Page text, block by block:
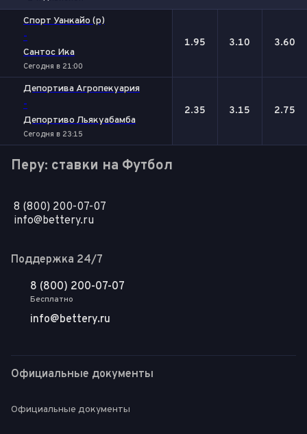
Спорт Уанкайо (р)
-
Сантос Ика
Сегодня в 21:00
1.95 3.10 3.60
Депортива Агропекуария
-
Депортиво Льякуабамба
Сегодня в 23:15
2.35 3.15 2.75
Перу: ставки на Футбол
8 (800) 200-07-07
info@bettery.ru
Поддержка 24/7
8 (800) 200-07-07
Бесплатно
info@bettery.ru
Официальные документы
Официальные документы